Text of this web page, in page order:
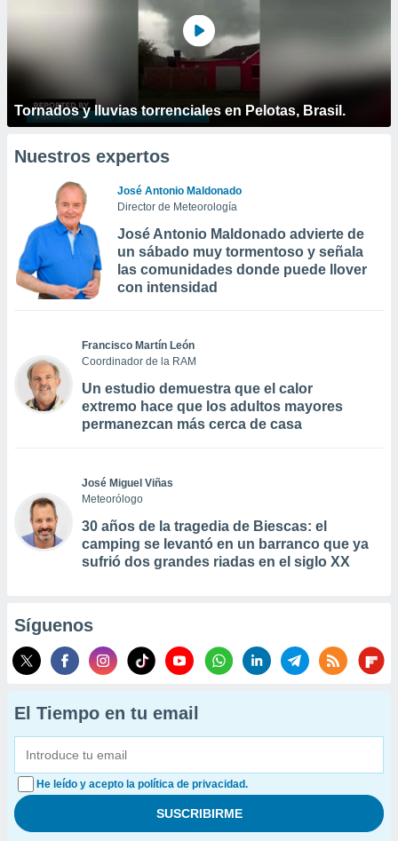
Tornados y lluvias torrenciales en Pelotas, Brasil.
Nuestros expertos
José Antonio Maldonado
Director de Meteorología
José Antonio Maldonado advierte de
un sábado muy tormentoso y señala
las comunidades donde puede llover
con intensidad
Francisco Martín León
Coordinador de la RAM
Un estudio demuestra que el calor
extremo hace que los adultos mayores
permanezcan más cerca de casa
José Miguel Viñas
Meteorólogo
30 años de la tragedia de Biescas: el
camping se levantó en un barranco que ya
sufrió dos grandes riadas en el siglo XX
Síguenos
El Tiempo en tu email
He leído y acepto la política de privacidad.